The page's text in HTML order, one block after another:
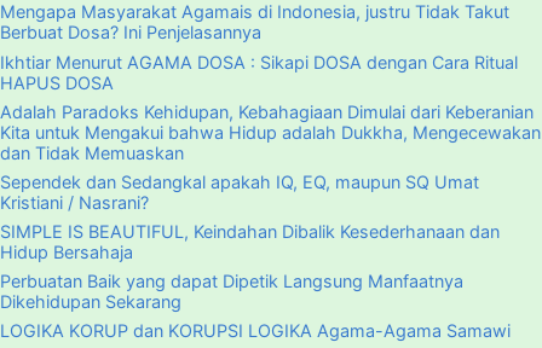
Mengapa Masyarakat Agamais di Indonesia, justru Tidak Takut
Berbuat Dosa? Ini Penjelasannya
Ikhtiar Menurut AGAMA DOSA : Sikapi DOSA dengan Cara Ritual
HAPUS DOSA
Adalah Paradoks Kehidupan, Kebahagiaan Dimulai dari Keberanian
Kita untuk Mengakui bahwa Hidup adalah Dukkha, Mengecewakan
dan Tidak Memuaskan
Sependek dan Sedangkal apakah IQ, EQ, maupun SQ Umat
Kristiani / Nasrani?
SIMPLE IS BEAUTIFUL, Keindahan Dibalik Kesederhanaan dan
Hidup Bersahaja
Perbuatan Baik yang dapat Dipetik Langsung Manfaatnya
Dikehidupan Sekarang
LOGIKA KORUP dan KORUPSI LOGIKA Agama-Agama Samawi